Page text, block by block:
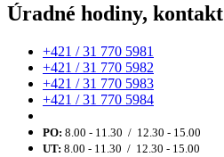
Úradné hodiny, kontakt
+421 / 31 770 5981
+421 / 31 770 5982
+421 / 31 770 5983
+421 / 31 770 5984
PO: 8.00 - 11.30 / 12.30 - 15.00
UT: 8.00 - 11.30 / 12.30 - 15.00